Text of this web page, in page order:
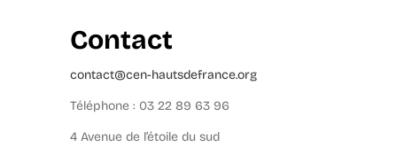
Contact
contact@cen-hautsdefrance.org
Téléphone : 03 22 89 63 96
4 Avenue de l’étoile du sud